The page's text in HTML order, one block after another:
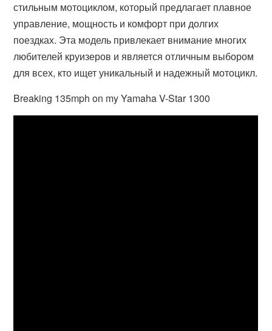
стильным мотоциклом, который предлагает плавное
управление, мощность и комфорт при долгих
поездках. Эта модель привлекает внимание многих
любителей круизеров и является отличным выбором
для всех, кто ищет уникальный и надежный мотоцикл.
Breaking 135mph on my Yamaha V-Star 1300